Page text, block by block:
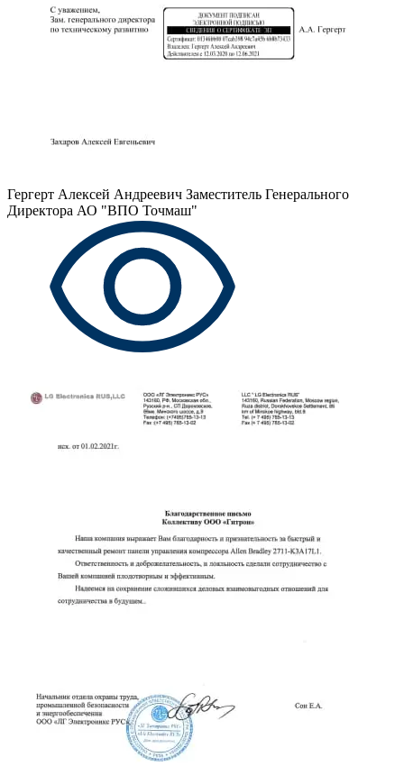
Гергерт Алексей Андреевич Заместитель Генерального
Директора АО "ВПО Точмаш"